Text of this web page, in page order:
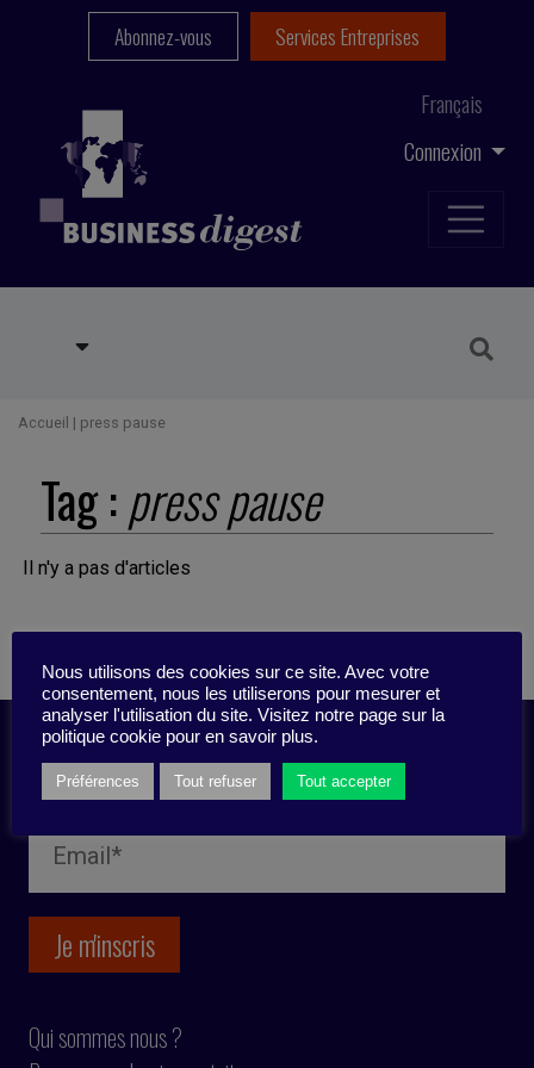
Connexion
Français
Abonnez-vous Services Entreprises
Accueil | press pause
Tag :press pause
Il n'y a pas d'articles
Inscription newsletter
Qui sommes nous ?
Nous utilisons des cookies sur ce site. Avec votre
consentement, nous les utiliserons pour mesurer et
analyser l'utilisation du site. Visitez notre page sur la
politique cookie pour en savoir plus.
Préférences Tout refuser Tout accepter